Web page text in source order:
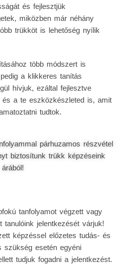
és fejlesztjük
miközben már néhány
trükköt is lehetőség nyílik
több módszert is
a klikkeres tanítás
hívjuk, ezáltal fejlesztve
és a te eszközkészleted is, amit
tudtok.
párhuzamos részvétel
biztosítunk trükk képzéseink
árából!
tanfolyamot végzett vagy
jelentkezését várjuk!
képzéssel előzetes tudás- és
szükség esetén egyéni
tudjuk fogadni a jelentkezést.